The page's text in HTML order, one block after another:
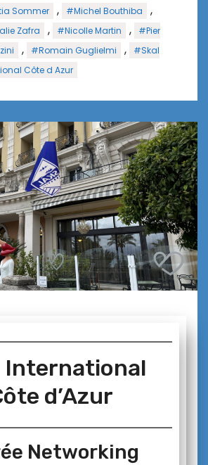
Sommer , #Michel Bouthiba ,
Zafra , #Nicolle Martin ,
#Pier
, #Romain Guglielmi ,
#Skal
Côte d Azur
International
d’Azur
Networking